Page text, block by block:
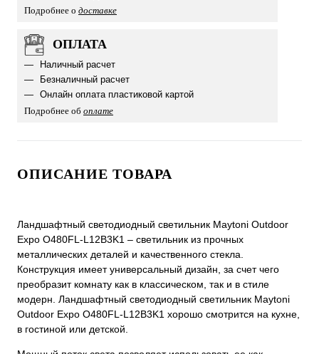
Подробнее о доставке
ОПЛАТА
Наличный расчет
Безналичный расчет
Онлайн оплата пластиковой картой
Подробнее об оплате
ОПИСАНИЕ ТОВАРА
Ландшафтный светодиодный светильник Maytoni Outdoor
Expo O480FL-L12B3K1 – светильник из прочных
металлических деталей и качественного стекла.
Конструкция имеет универсальный дизайн, за счет чего
преобразит комнату как в классическом, так и в стиле
модерн. Ландшафтный светодиодный светильник Maytoni
Outdoor Expo O480FL-L12B3K1 хорошо смотрится на кухне,
в гостиной или детской.